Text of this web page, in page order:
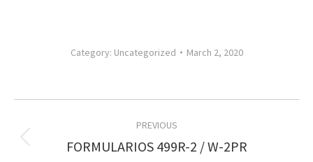
Category: Uncategorized March 2, 2020
navigation
PREVIOUS
Previous
FORMULARIOS 499R-2 / W-2PR